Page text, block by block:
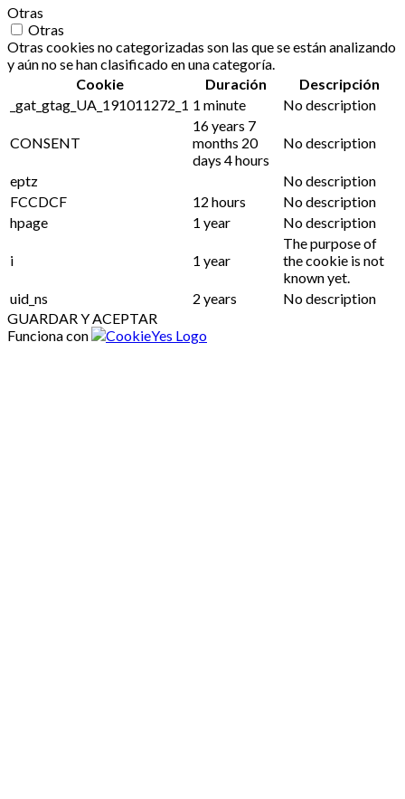
Otras
Otras
Otras cookies no categorizadas son las que se están analizando
y aún no se han clasificado en una categoría.
Cookie
Duración
Descripción
_gat_gtag_UA_191011272_1 1 minute No description
CONSENT
16 years 7
months 20
days 4 hours
No description
eptz
No description
FCCDCF
12 hours
No description
hpage
1 year No description
i 1 year
The purpose of
the cookie is not
known yet.
uid_ns
2 years
No description
GUARDAR Y ACEPTAR
Funciona con